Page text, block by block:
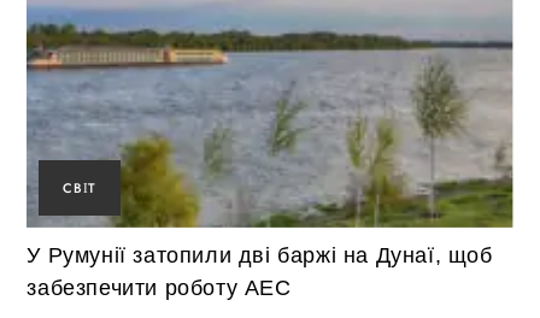
СВІТ
У Румунії затопили дві баржі на Дунаї, щоб
забезпечити роботу АЕС